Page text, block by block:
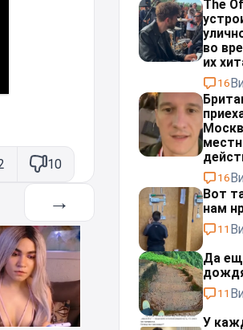
10
→
The
во
их
16
16
Вот
нам
11
Да
11
У